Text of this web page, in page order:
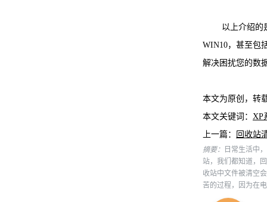
以上介绍的是
WIN10，甚至包
解决困扰您的数
本文为原创，转
本文关键词： XP
上一篇：
回收站
摘要：
日常生活中
站，我们都知道，
收站中文件被清空
苦的过程，因为在